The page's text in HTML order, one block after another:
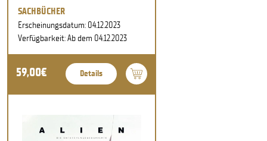
SACHBÜCHER
Erscheinungsdatum: 04.12.2023
Verfügbarkeit: Ab dem 04.12.2023
59,00€ Details